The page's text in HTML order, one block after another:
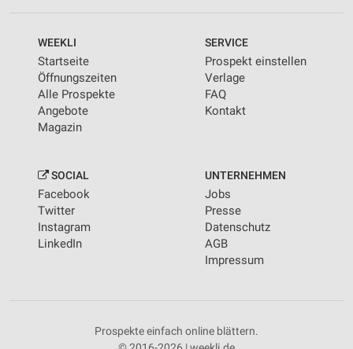
WEEKLI
Startseite
Öffnungszeiten
Alle Prospekte
Angebote
Magazin
SERVICE
Prospekt einstellen
Verlage
FAQ
Kontakt
SOCIAL
Facebook
Twitter
Instagram
LinkedIn
UNTERNEHMEN
Jobs
Presse
Datenschutz
AGB
Impressum
Prospekte einfach online blättern.